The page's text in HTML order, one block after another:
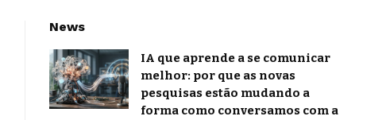
News
IA que aprende a se comunicar
melhor: por que as novas
pesquisas estão mudando a
forma como conversamos com a